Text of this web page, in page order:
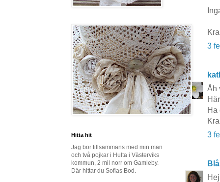
3
Åh
Ha
3
Hitta hit
Jag bor tillsammans med min man
och två pojkar i Hulta i Västerviks
kommun, 2 mil norr om Gamleby.
Där hittar du Sofias Bod.